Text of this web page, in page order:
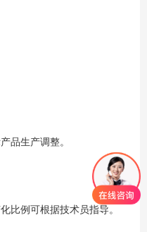
法
量
品生产调整。
比例可根据技术员指导。